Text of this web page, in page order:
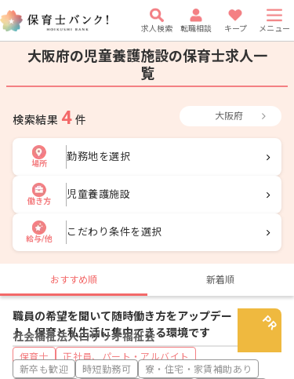
求人検索 転職相談 キープ メニュー
大阪府の児童養護施設の保育士求人一
覧
検索結果 4 件 大阪府
場所
勤務地を選択
働き方
児童養護施設
給与/他
こだわり条件を選択
おすすめ順 新着順
社会福祉法人ロザリオ福祉会
保育士 正社員、パート・アルバイト
職員の希望を聞いて随時働き方をアップデー
ト！保育と私生活に集中できる環境です
新卒も歓迎 時短勤務可
寮・住宅・家賃補助あり